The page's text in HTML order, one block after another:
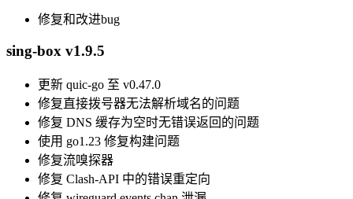
修复和改进bug
sing-box v1.9.5
更新 quic-go 至 v0.47.0
修复直接拨号器无法解析域名的问题
修复 DNS 缓存为空时无错误返回的问题
使用 go1.23 修复构建问题
修复流嗅探器
修复 Clash-API 中的错误重定向